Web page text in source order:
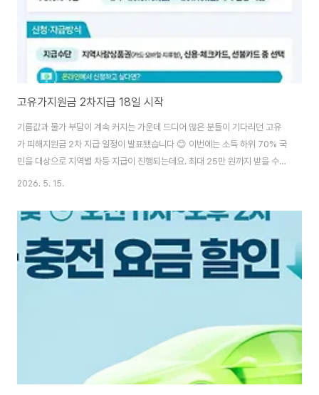
고유가지원금 2차지급 18일 시작
기름값과 물가 부담이 계속 커지는 가운데 드디어 많은 분들이 기다리던 고유
가 피해지원금 2차 지급 일정이 발표됐습니다 😊 이번에는 소득 하위 70% 국
민을 대상으로 지역별 차등 지급이 진행되는데요. 최대 25만 원까지 받을 수
있어서 꼭 확인해보셔야 하는 지원금입니다. 특히 신청 다음 날 바로 지급되는
하기👆 고유가 피해지원금 2차 지급 일정 정부는 2026년 5월 18일부터 7월
금은 고유가·고물가로 인한 생활 부담을 줄이기 위한 정책으로, 소득 하위
70% 국민을 중심으로 지급됩니다. 특히 신청 첫 주에는 혼잡 방지를 위해 출
생연도 끝자리 기준 요일제가..
2026. 5. 15.